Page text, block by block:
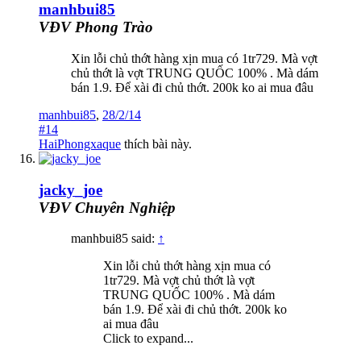
manhbui85
VĐV Phong Trào
Xin lỗi chủ thớt hàng xịn mua có 1tr729. Mà vợt
chủ thớt là vợt TRUNG QUỐC 100% . Mà dám
bán 1.9. Để xài đi chủ thớt. 200k ko ai mua đâu
manhbui85, 28/2/14
#14
HaiPhongxaque thích bài này.
jacky_joe
VĐV Chuyên Nghiệp
manhbui85 said: ↑
Xin lỗi chủ thớt hàng xịn mua có
1tr729. Mà vợt chủ thớt là vợt
TRUNG QUỐC 100% . Mà dám
bán 1.9. Để xài đi chủ thớt. 200k ko
ai mua đâu
Click to expand...